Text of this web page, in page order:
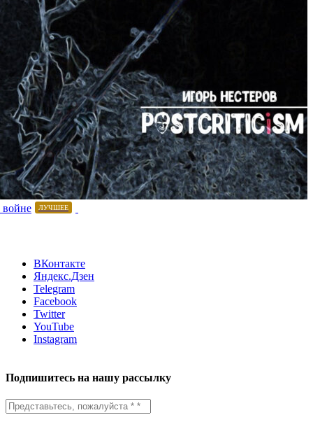
ЛУЧШЕЕ
ВКонтакте
Яндекс.Дзен
Telegram
Facebook
Twitter
YouTube
Instagram
Подпишитесь на нашу рассылку